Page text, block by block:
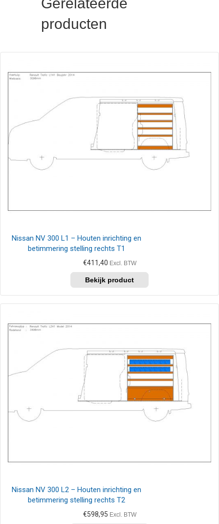
Gerelateerde
producten
Nissan NV 300 L1 – Houten inrichting en
betimmering stelling rechts T1
€411,40 Excl. BTW
Nissan NV 300 L2 – Houten inrichting en
betimmering stelling rechts T2
€598,95 Excl. BTW